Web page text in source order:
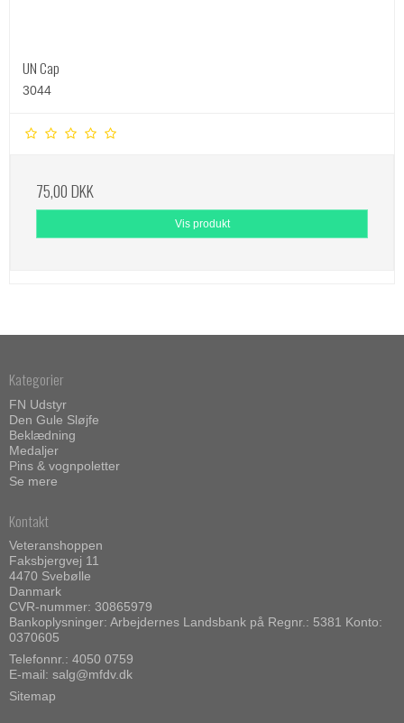
UN Cap
3044
75,00 DKK
Vis produkt
Kategorier
FN Udstyr
Den Gule Sløjfe
Beklædning
Medaljer
Pins & vognpoletter
Se mere
Kontakt
Veteranshoppen
Faksbjergvej 11
4470 Svebølle
Danmark
CVR-nummer: 30865979
Bankoplysninger: Arbejdernes Landsbank på Regnr.: 5381 Konto:
0370605
Telefonnr.: 4050 0759
E-mail: salg@mfdv.dk
Sitemap